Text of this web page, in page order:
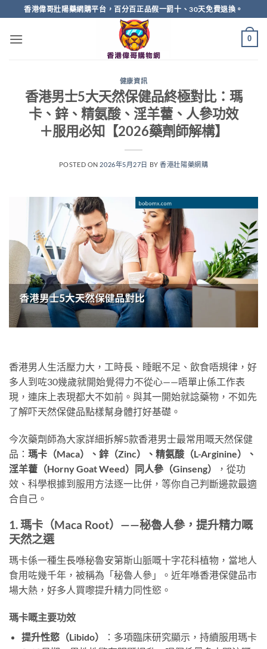
to
content
香港偉哥壯陽藥網購平台，百分百正品假一罰十、30天免費退換。
0
健康資訊
香港男士5大天然保健品終極對比：瑪
卡、鋅、精氨酸、淫羊藿、人參功效
＋服用必知【2026藥劑師解構】
POSTED ON 2026年5月27日 BY香港壯陽藥網購
香港男人生活壓力大，工時長、睡眠不足、飲食唔規律，好
多人到咗30幾歲就開始覺得力不從心——唔單止係工作表
現，連床上表現都大不如前。與其一開始就諗藥物，不如先
了解吓天然保健品點樣幫身體打好基礎。
今次藥劑師為大家詳細拆解5款香港男士最常用嘅天然保健
品： 瑪卡（Maca）、鋅（Zinc）、精氨酸（L-Arginine）、
淫羊藿（Horny Goat Weed）同人參（Ginseng）
，從功
效、科學根據到服用方法逐一比併，等你自己判斷邊款最適
合自己。
1. 瑪卡（Maca Root）——秘魯人參，提升精力嘅
天然之選
瑪卡係一種生長喺秘魯安第斯山脈嘅十字花科植物，當地人
食用咗幾千年，被稱為「秘魯人參」。近年喺香港保健品市
場大熱，好多人買嚟提升精力同性慾。
瑪卡嘅主要功效
提升性慾（Libido）
：多項臨床研究顯示，持續服用瑪卡